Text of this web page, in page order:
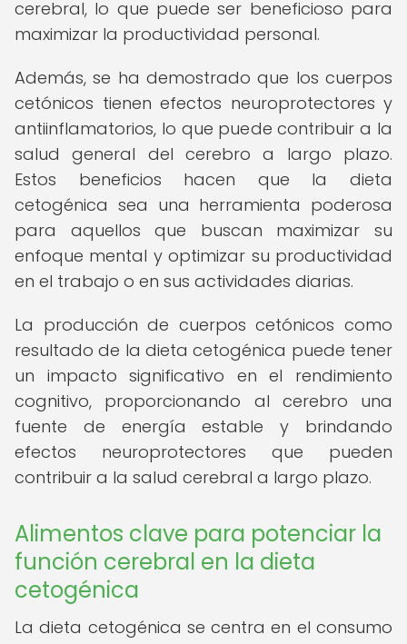
cerebral, lo que puede ser beneficioso para
maximizar la productividad personal.
Además, se ha demostrado que los cuerpos
cetónicos tienen efectos neuroprotectores y
antiinflamatorios, lo que puede contribuir a la
salud general del cerebro a largo plazo.
Estos beneficios hacen que la dieta
cetogénica sea una herramienta poderosa
para aquellos que buscan maximizar su
enfoque mental y optimizar su productividad
en el trabajo o en sus actividades diarias.
La producción de cuerpos cetónicos como
resultado de la dieta cetogénica puede tener
un impacto significativo en el rendimiento
cognitivo, proporcionando al cerebro una
fuente de energía estable y brindando
efectos neuroprotectores que pueden
contribuir a la salud cerebral a largo plazo.
Alimentos clave para potenciar la
función cerebral en la dieta
cetogénica
La dieta cetogénica se centra en el consumo